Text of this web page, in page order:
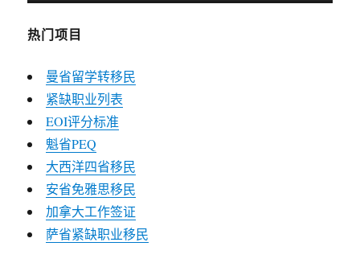
热门项目
曼省留学转移民
紧缺职业列表
EOI评分标准
魁省PEQ
大西洋四省移民
安省免雅思移民
加拿大工作签证
萨省紧缺职业移民